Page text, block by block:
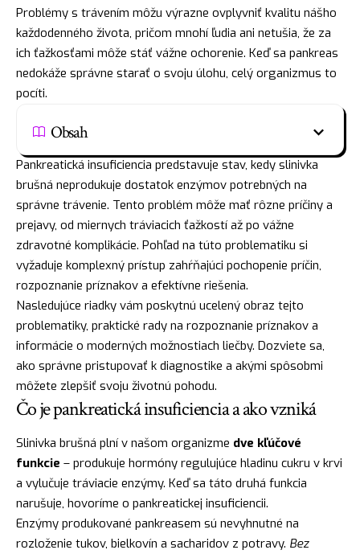
Problémy s trávením môžu výrazne ovplyvniť kvalitu nášho
každodenného života, pričom mnohí ľudia ani netušia, že za
ich ťažkosťami môže stáť vážne ochorenie. Keď sa pankreas
nedokáže správne starať o svoju úlohu, celý organizmus to
pocíti.
Obsah
Pankreatická insuficiencia predstavuje stav, kedy slinivka
brušná neprodukuje dostatok enzýmov potrebných na
správne trávenie. Tento problém môže mať rôzne príčiny a
prejavy, od miernych tráviacich ťažkostí až po vážne
zdravotné komplikácie. Pohľad na túto problematiku si
vyžaduje komplexný prístup zahŕňajúci pochopenie príčin,
rozpoznanie príznakov a efektívne riešenia.
Nasledujúce riadky vám poskytnú ucelený obraz tejto
problematiky, praktické rady na rozpoznanie príznakov a
informácie o moderných možnostiach liečby. Dozviete sa,
ako správne pristupovať k diagnostike a akými spôsobmi
môžete zlepšiť svoju životnú pohodu.
Čo je pankreatická insuficiencia a ako vzniká
Slinivka brušná plní v našom organizme dve kľúčové
funkcie – produkuje hormóny regulujúce hladinu cukru v krvi
a vylučuje tráviacie enzýmy. Keď sa táto druhá funkcia
narušuje, hovoríme o pankreatickej insuficiencii.
Enzýmy produkované pankreasem sú nevyhnutné na
rozloženie tukov, bielkovín a sacharidov z potravy. Bez